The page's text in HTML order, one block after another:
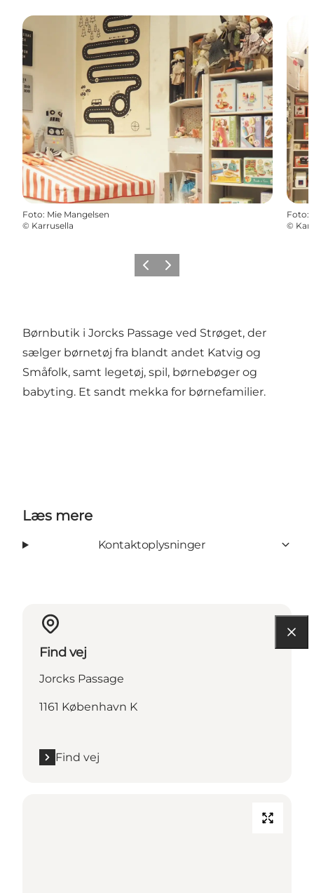
Foto: Mie Mangelsen
© Karrusella
Foto:
©
ForrigeNæste
Børnbutik i Jorcks Passage ved Strøget, der
sælger børnetøj fra blandt andet Katvig og
Småfolk, samt legetøj, spil, børnebøger og
babyting. Et sandt mekka for børnefamilier.
Læs mere
Kontaktoplysninger
Find vej
Jorcks Passage
1161 København K
Find vej